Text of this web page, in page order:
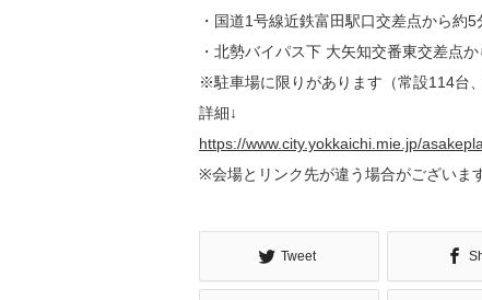
・国道1号線近鉄富田駅口交差点から約5
・北勢バイパス下 大矢知交番東交差点
※駐車場に限りがあります（常設114台
詳細↓
https://www.city.yokkaichi.mie.jp/
※会場とリンク先が違う場合がございます
Tweet